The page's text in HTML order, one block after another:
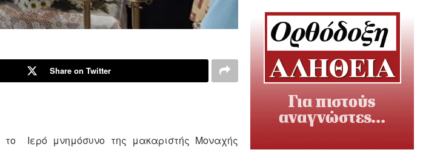
Share on Twitter
Ιερό μνημόσυνο της μακαριστής Μοναχής